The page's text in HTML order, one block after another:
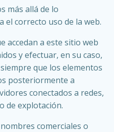
más allá de lo
el correcto uso de la web.
accedan a este sitio web
y efectuar, en su caso,
que los elementos
posteriormente a
conectados a redes,
de explotación.
comerciales o